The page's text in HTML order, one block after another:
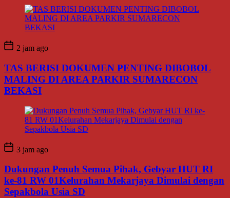
2 jam ago
TAS BERISI DOKUMEN PENTING DIBOBOL
MALING DI AREA PARKIR SUMARECON
BEKASI
3 jam ago
Dukungan Penuh Semua Pihak, Gebyar HUT RI
ke-81 RW 01Kelurahan Mekarjaya Dimulai dengan
Sepakbola Usia SD